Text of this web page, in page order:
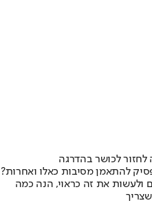
לכושר בהדרגה
להתאמן מסיבות כאלו ואחרות?
ולעשות את זה כראוי, הנה כמה